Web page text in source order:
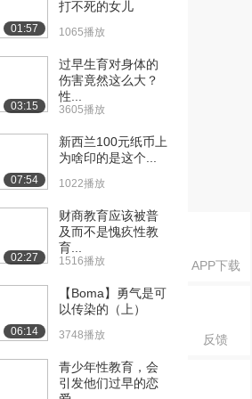
APP下载
反馈
01:57
打不死的女儿
1065播放
03:15
过早生育对身体的
伤害竟然这么大？
性...
3605播放
07:54
新西兰100元纸币上
为啥印的是这个...
1022播放
02:27
财商教育应该被普
及而不是愧疚性教
育...
1516播放
06:14
【Boma】勇气是可
以传染的（上）
3748播放
青少年性教育，会
引发他们过早的恋